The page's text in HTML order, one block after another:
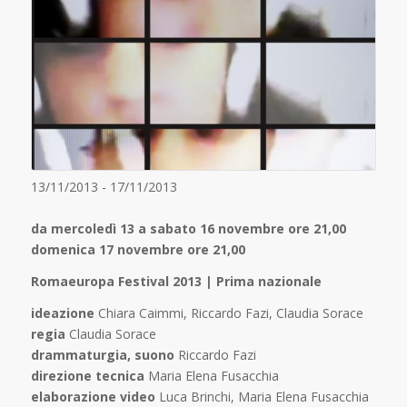
13/11/2013 - 17/11/2013
da mercoledì 13 a sabato 16 novembre ore 21,00
domenica 17 novembre ore 21,00
Romaeuropa Festival 2013 | Prima nazionale
ideazione Chiara Caimmi, Riccardo Fazi, Claudia Sorace
regia Claudia Sorace
drammaturgia, suono Riccardo Fazi
direzione tecnica Maria Elena Fusacchia
elaborazione video Luca Brinchi, Maria Elena Fusacchia